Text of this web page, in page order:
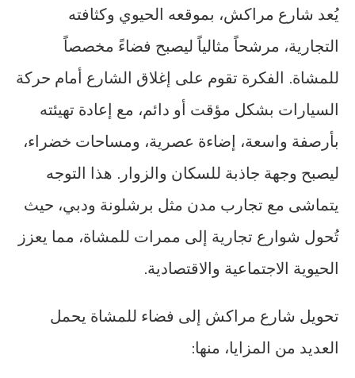
يُعد شارع مراكش، بموقعه الحيوي وكثافته
التجارية، مرشحاً مثالياً ليصبح فضاءً مخصصاً
للمشاة. الفكرة تقوم على إغلاق الشارع أمام حركة
السيارات بشكل مؤقت أو دائم، مع إعادة تهيئته
بأرصفة واسعة، إضاءة عصرية، ومساحات خضراء،
ليصبح وجهة جاذبة للسكان والزوار. هذا التوجه
يتماشى مع تجارب مدن مثل برشلونة ودبي، حيث
تُحول شوارع تجارية إلى ممرات للمشاة، مما يعزز
الحيوية الاجتماعية والاقتصادية.
تحويل شارع مراكش إلى فضاء للمشاة يحمل
العديد من المزايا، منها: